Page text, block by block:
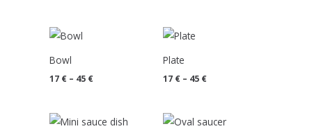
Bowl
17 € – 45 €45 €
Plate
17 € – 45 €45 €